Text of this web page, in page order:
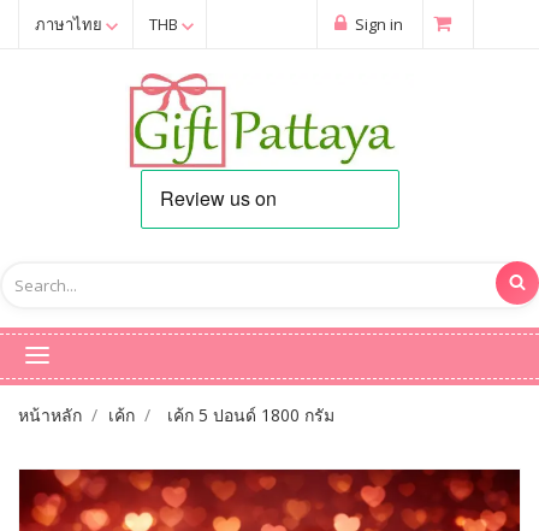
ภาษาไทย THB Sign in
หน้าหลัก เค้ก เค้ก 5 ปอนด์ 1800 กรัม